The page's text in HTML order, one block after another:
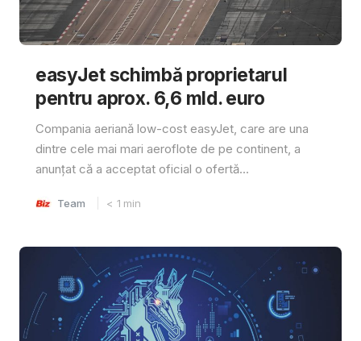
easyJet schimbă proprietarul
pentru aprox. 6,6 mld. euro
Compania aeriană low-cost easyJet, care are una
dintre cele mai mari aeroflote de pe continent, a
anunțat că a acceptat oficial o ofertă...
Team < 1 min